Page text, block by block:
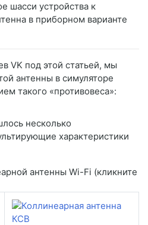
шасси устройства к
в приборном варианте
VK под этой статьей, мы
антенны в симуляторе
такого «противовеса»:
несколько
характеристики
антенны Wi-Fi (кликните